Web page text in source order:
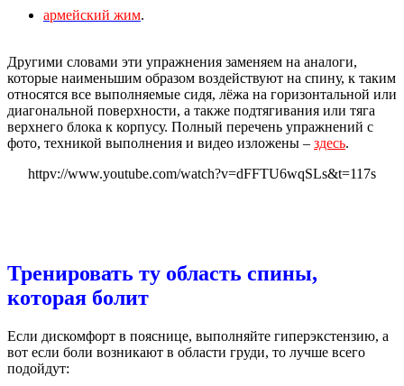
армейский жим.
Другими словами эти упражнения заменяем на аналоги,
которые наименьшим образом воздействуют на спину, к таким
относятся все выполняемые сидя, лёжа на горизонтальной или
диагональной поверхности, а также подтягивания или тяга
верхнего блока к корпусу. Полный перечень упражнений с
фото, техникой выполнения и видео изложены – здесь.
httpv://www.youtube.com/watch?v=dFFTU6wqSLs&t=117s
Тренировать ту область спины,
которая болит
Если дискомфорт в пояснице, выполняйте гиперэкстензию, а
вот если боли возникают в области груди, то лучше всего
подойдут: